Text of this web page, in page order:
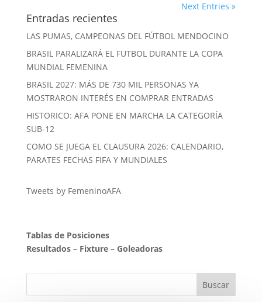
Next Entries »
Entradas recientes
LAS PUMAS, CAMPEONAS DEL FÚTBOL MENDOCINO
BRASIL PARALIZARÁ EL FUTBOL DURANTE LA COPA
MUNDIAL FEMENINA
BRASIL 2027: MÁS DE 730 MIL PERSONAS YA
MOSTRARON INTERÉS EN COMPRAR ENTRADAS
HISTORICO: AFA PONE EN MARCHA LA CATEGORÍA
SUB-12
COMO SE JUEGA EL CLAUSURA 2026: CALENDARIO,
PARATES FECHAS FIFA Y MUNDIALES
Tweets by FemeninoAFA
Tablas de Posiciones
Resultados– Fixture– Goleadoras